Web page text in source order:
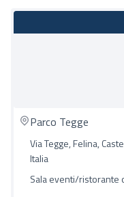
Parco Tegge
Via Tegge, Felina,
Italia
Sala eventi/ristorante